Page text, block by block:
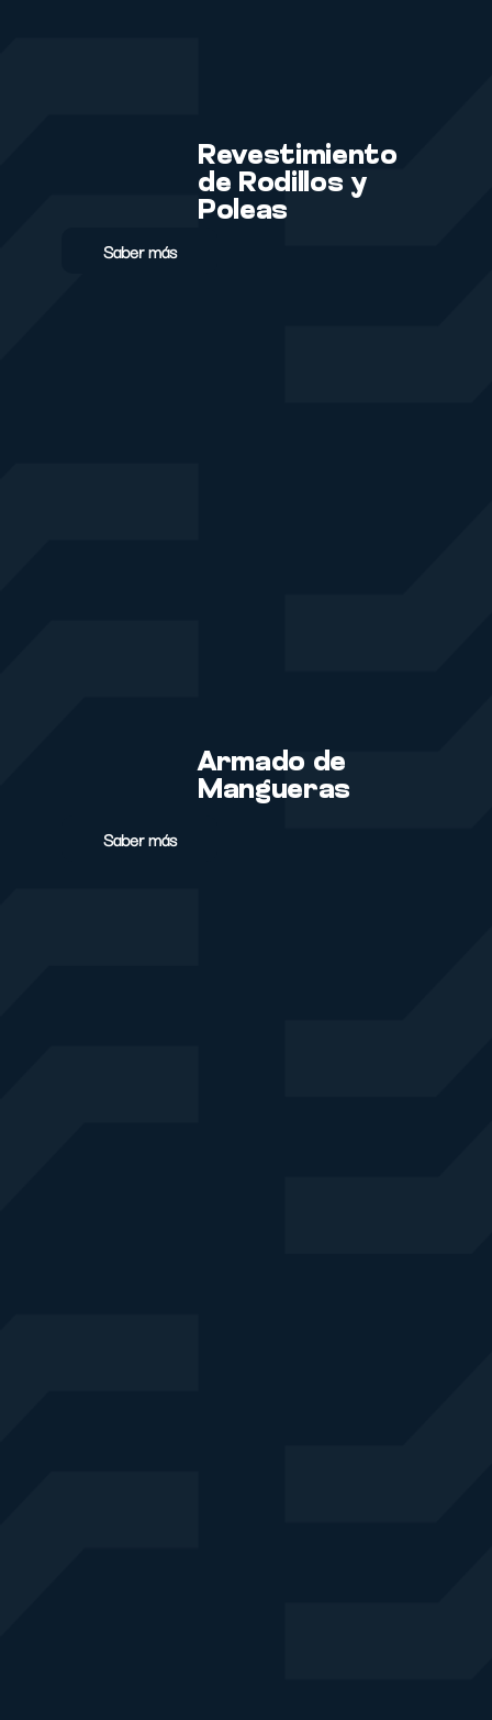
Revestimiento
de Rodillos y
Poleas
Saber más
Armado de
Mangueras
Saber más